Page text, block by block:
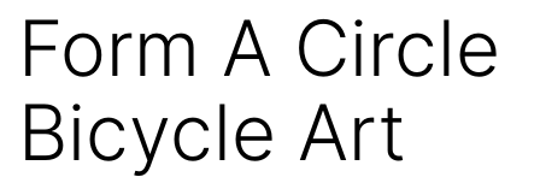
Form A Circle
Bicycle Art